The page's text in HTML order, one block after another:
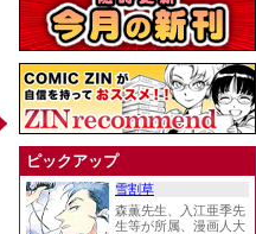
ピックアップ
雪割草
森薫先生、入江亜季先
生等が所属、漫画人大